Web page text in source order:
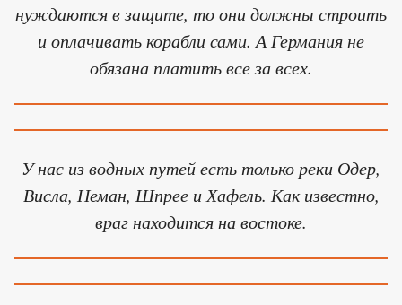
нуждаются в защите, то они должны строить
и оплачивать корабли сами. А Германия не
обязана платить все за всех.
У нас из водных путей есть только реки Одер,
Висла, Неман, Шпрее и Хафель. Как известно,
враг находится на востоке.